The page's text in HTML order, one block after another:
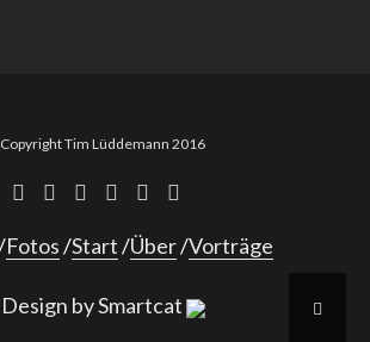
Copyright Tim Lüddemann 2016
Fotos Start Über Vorträge
Design by Smartcat